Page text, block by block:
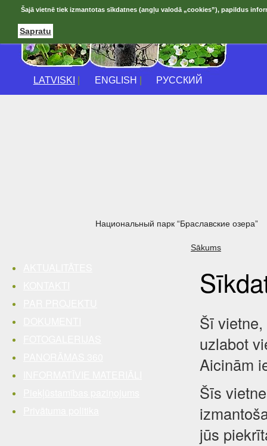
LATVISKI ENGLISH РУССКИЙ
Национальный парк “Браславские озера”
Sākums
Šī
uzlabot
Aicinām
Šīs
jūs
Šajā vietnē tiek izmantotas sīkdatnes (angļu valodā „cookies”), papildus
Sapratu